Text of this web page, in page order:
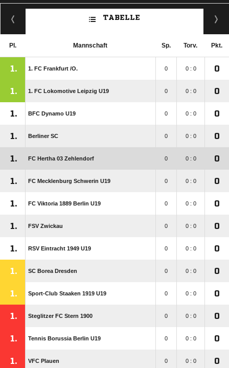
TABELLE
Pl. Mannschaft Sp. Torv. Pkt.
1. 1. FC Frankfurt /​O. 0 0 : 0 0
1. 1. FC Lokomotive Leipzig U19 0 0 : 0 0
1. BFC Dynamo U19 0 0 : 0 0
1. Berliner SC 0 0 : 0 0
1. FC Hertha 03 Zehlendorf 0 0 : 0 0
1. FC Mecklenburg Schwerin U19 0 0 : 0 0
1. FC Viktoria 1889 Berlin U19 0 0 : 0 0
1. FSV Zwickau 0 0 : 0 0
1. RSV Eintracht 1949 U19 0 0 : 0 0
1. SC Borea Dresden 0 0 : 0 0
1. Sport-Club Staaken 1919 U19 0 0 : 0 0
1. Steglitzer FC Stern 1900 0 0 : 0 0
1. Tennis Borussia Berlin U19 0 0 : 0 0
1. VFC Plauen 0 0 : 0 0